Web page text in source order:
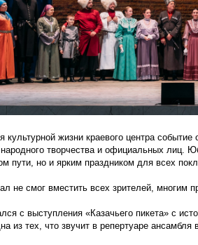
культурной жизни краевого центра
творчества и официальных лиц.
пути, но и ярким праздником для всех
не смог вместить всех зрителей, многим
с выступления «Казачьего пикета» с
из тех, что звучит в репертуаре ансамбля